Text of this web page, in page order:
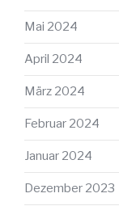
Mai 2024
April 2024
März 2024
Februar 2024
Januar 2024
Dezember 2023